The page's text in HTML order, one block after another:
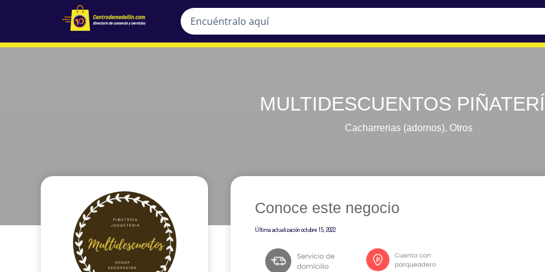
MULTIDESCUENTOS
Cacharrerias (adornos), Otros
Conoce este negocio
Última actualizaciónoctubre 15, 2022